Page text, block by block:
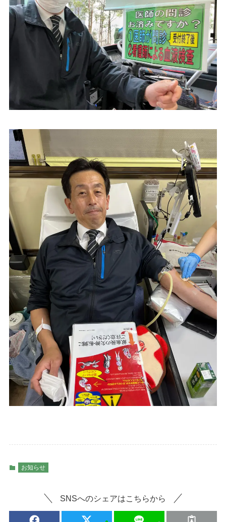
お知らせ
SNSへのシェアはこちらから